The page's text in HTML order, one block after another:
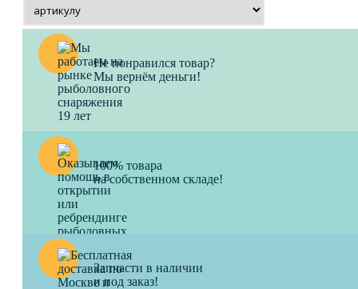
Не понравился товар?
Мы вернём деньги!
100% товара
на собственном складе!
Запчасти в наличии
и под заказ!